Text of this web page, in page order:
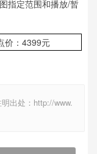
指定范围和播放/暂
出处：http://www.